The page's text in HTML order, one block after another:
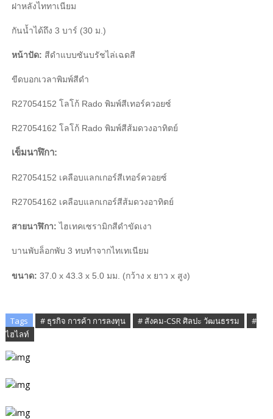
ฝาหลังไททาเนียม
กันนํ้าได้ถึง 3 บาร์ (30 ม.)
หน้าปัด: สีดำแบบซันบรัชไล่เฉดสี
ขีดบอกเวลาพิมพ์สีดำ
R27054152 โลโก้ Rado พิมพ์สีเทอร์ควอยซ์
R27054162 โลโก้ Rado พิมพ์สีส้มดวงอาทิตย์
เข็มนาฬิกา:
R27054152 เคลือบแลกเกอร์สีเทอร์ควอยซ์
R27054162 เคลือบแลกเกอร์สีส้มดวงอาทิตย์
สายนาฬิกา: ไฮเทคเซรามิกสีดำขัดเงา
บานพับล็อกพับ 3 ทบทำจากไทเทเนียม
ขนาด: 37.0 x 43.3 x 5.0 มม. (กว้าง x ยาว x สูง)
Tags # ธุรกิจ การค้า การลงทุน # สังคม-CSR ศิลปะ วัฒนธรรม
#
ไฮไลท์